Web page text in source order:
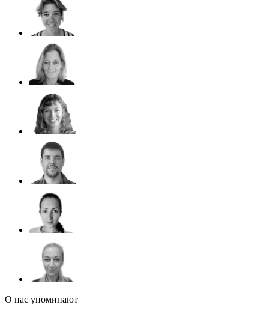
О нас упоминают